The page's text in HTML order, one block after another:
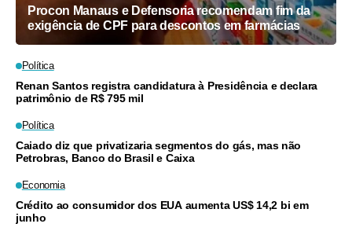
Procon Manaus e Defensoria recomendam fim da
exigência de CPF para descontos em farmácias
Política
Renan Santos registra candidatura à Presidência e declara
patrimônio de R$ 795 mil
Política
Caiado diz que privatizaria segmentos do gás, mas não
Petrobras, Banco do Brasil e Caixa
Economia
Crédito ao consumidor dos EUA aumenta US$ 14,2 bi em
junho